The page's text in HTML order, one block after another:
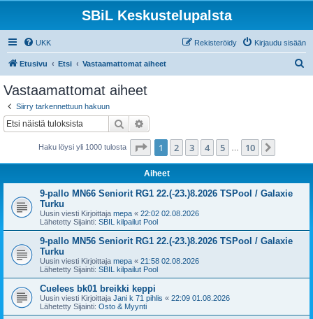
SBiL Keskustelupalsta
UKK Kirjaudu sisään
Rekisteröidy
Etusivu Etsi Vastaamattomat aiheet
Vastaamattomat aiheet
Siirry tarkennettuun hakuun
Etsi
Haku löysi yli 1000 tulosta Sivu /10
1 2 3 4 5 10
Aiheet
9-pallo MN66 Seniorit RG1 22.(-23.)8.2026 TSPool / Galaxie
Turku
Uusin viesti Kirjoittaja mepa « 22:02 02.08.2026
Lähetetty Sijainti: SBIL kilpailut Pool
9-pallo MN56 Seniorit RG1 22.(-23.)8.2026 TSPool / Galaxie
Turku
Uusin viesti Kirjoittaja mepa « 21:58 02.08.2026
Lähetetty Sijainti: SBIL kilpailut Pool
Cuelees bk01 breikki keppi
Uusin viesti Kirjoittaja Jani k 71 pihlis « 22:09 01.08.2026
Lähetetty Sijainti: Osto & Myynti